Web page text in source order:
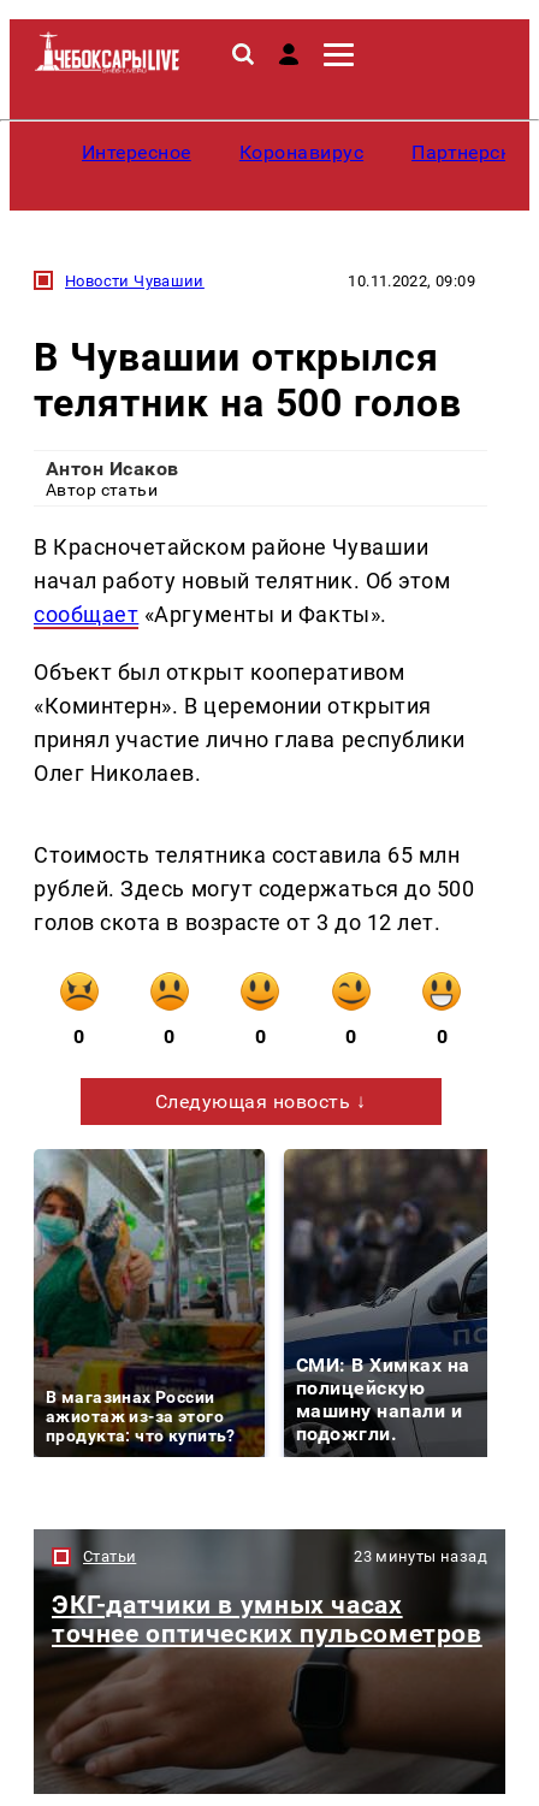
Интересное Коронавирус
Новости Чувашии 10.11.2022, 09:09
В Чувашии открылся
телятник на 500 голов
Антон Исаков
Автор статьи
В Красночетайском районе Чувашии
начал работу новый телятник. Об этом
сообщает «Аргументы и Факты».
Объект был открыт кооперативом
«Коминтерн». В церемонии открытия
принял участие лично глава республики
Олег Николаев.
Стоимость телятника составила 65 млн
рублей. Здесь могут содержаться до 500
голов скота в возрасте от 3 до 12 лет.
0 0 0 0 0
Следующая новость ↓
В магазинах России
ажиотаж из-за этого
продукта: что купить?
СМИ: В Химках на
полицейскую
машину напали и
подожгли.
Статьи 23 минуты назад
ЭКГ-датчики в умных часах
точнее оптических пульсометров